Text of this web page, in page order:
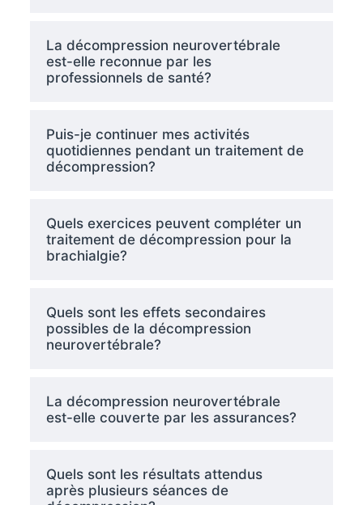
La décompression neurovertébrale
est-elle reconnue par les
professionnels de santé?
Puis-je continuer mes activités
quotidiennes pendant un traitement de
décompression?
Quels exercices peuvent compléter un
traitement de décompression pour la
brachialgie?
Quels sont les effets secondaires
possibles de la décompression
neurovertébrale?
La décompression neurovertébrale
est-elle couverte par les assurances?
Quels sont les résultats attendus
après plusieurs séances de